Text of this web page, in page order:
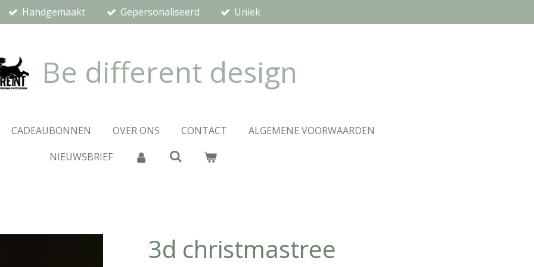
Handgemaakt Gepersonaliseerd Uniek
Be different design
CADEAUBONNEN OVER ONS CONTACT
ALGEMENE VOORWAARDEN
NIEUWSBRIEF
3d christmastree